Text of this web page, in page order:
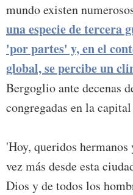
mundo existen
una especie de tercera
'por partes' y, en el
global, se percibe un
Bergoglio ante decenas
congregadas en la
'Hoy, queridos hermanos
vez más desde esta
Dios y de todos los